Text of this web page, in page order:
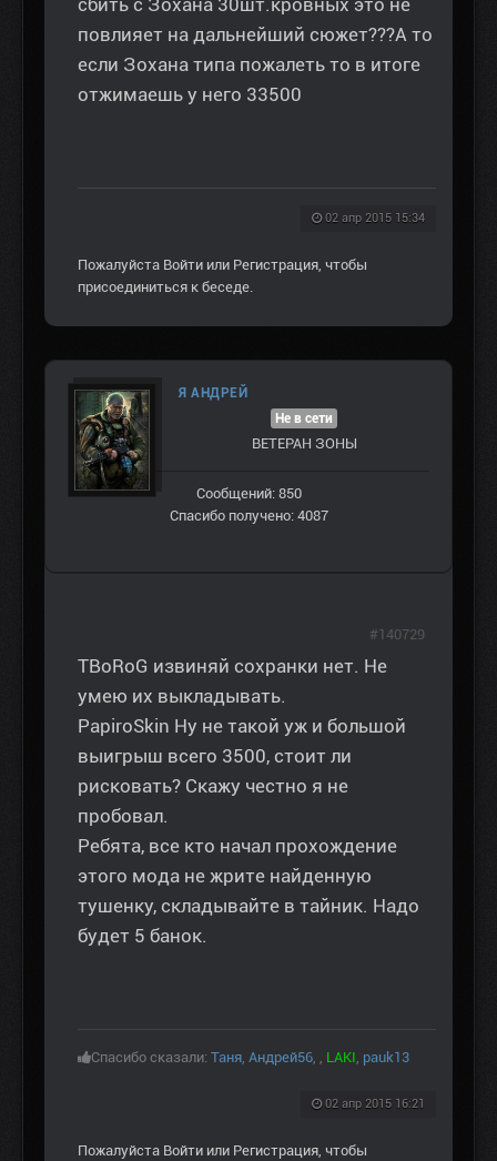
сбить с Зохана 30шт.кровных это не
повлияет на дальнейший сюжет???А то
если Зохана типа пожалеть то в итоге
отжимаешь у него 33500
02 апр 2015 15:34
Пожалуйста Войти или Регистрация, чтобы
присоединиться к беседе.
Я АНДРЕЙ
Не в сети
ВЕТЕРАН ЗOНЫ
Сообщений: 850
Спасибо получено: 4087
TBoRoG извиняй сохранки нет. Не
умею их выкладывать.
PapiroSkin Ну не такой уж и большой
выигрыш всего 3500, стоит ли
рисковать? Скажу честно я не
пробовал.
Ребята, все кто начал прохождение
этого мода не жрите найденную
тушенку, складывайте в тайник. Надо
будет 5 банок.
Спасибо сказали: Таня, Андрей56, , LAKI, pauk13
02 апр 2015 16:21
#140729
Пожалуйста Войти или Регистрация, чтобы